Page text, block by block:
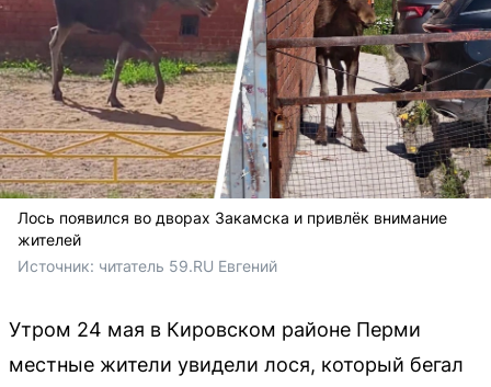
Лось появился во дворах Закамска и привлёк внимание
жителей
Источник: читатель 59.RU Евгений
Утром 24 мая в Кировском районе Перми
местные жители увидели лося, который бегал